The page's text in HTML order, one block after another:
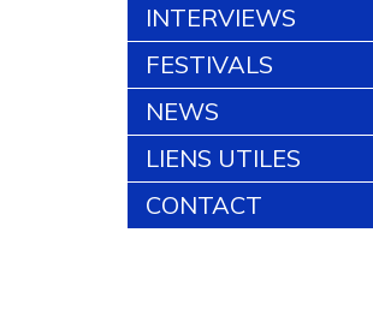
INTERVIEWS
FESTIVALS
NEWS
LIENS UTILES
CONTACT